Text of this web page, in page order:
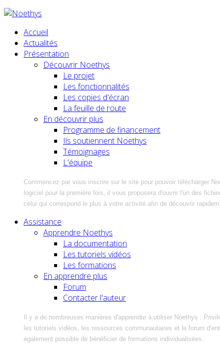
Accueil
Actualités
Présentation
Découvrir Noethys
Le projet
Les fonctionnalités
Les copies d'écran
La feuille de route
En découvrir plus
Programme de financement
Ils soutiennent Noethys
Témoignages
L'équipe
Commencez par vous inscrire sur le site pour pouvoir télécharger
logiciel pour la première fois, il vous proposera d'ouvrir l'un des
celui qui correspond le plus à votre activité afin de découvrir
Assistance
Apprendre Noethys
La documentation
Les tutoriels vidéos
Les formations
En apprendre plus
Forum
Contacter l'auteur
Il y a de nombreuses manières d'apprendre à utiliser Noethys :
les tutoriels vidéos, les ressources communautaires et le forum
également possible de bénéficier de formations individualisées.